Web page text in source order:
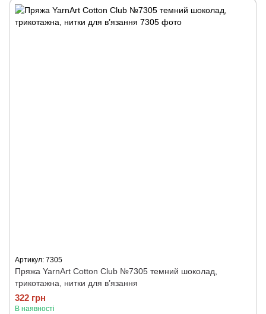
Артикул: 7305
Пряжа YarnArt Cotton Club №7305 темний шоколад,
трикотажна, нитки для в’язання
322 грн
В наявності